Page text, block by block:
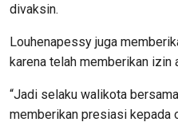
divaksin.
Louhenapessy juga
karena telah memberikan izin
“Jadi selaku walikota
memberikan presiasi kepada